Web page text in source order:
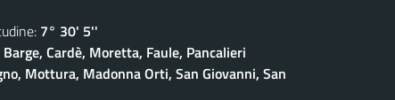
7° 30' 5''
Cardè, Moretta, Faule, Pancalieri
Mottura, Madonna Orti, San Giovanni, San